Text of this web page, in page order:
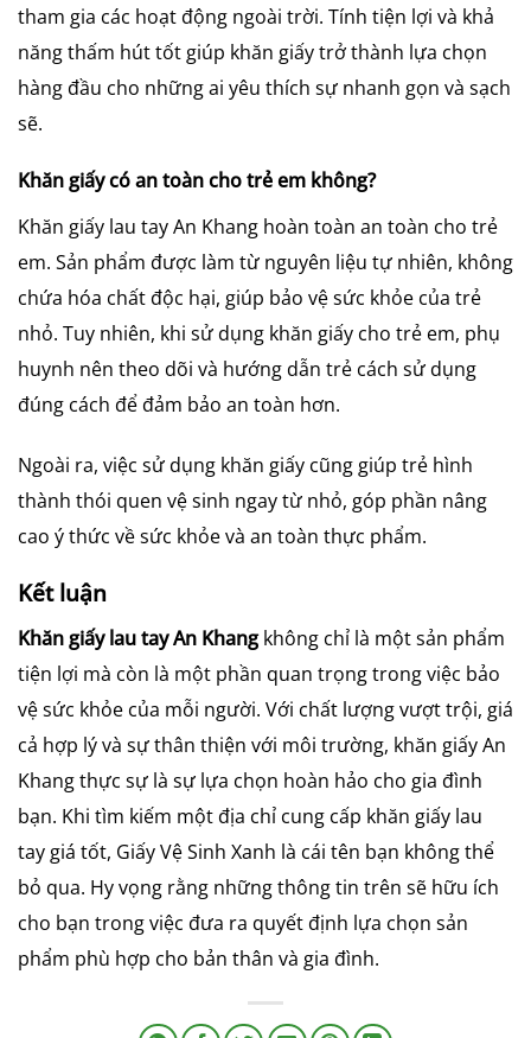
tham gia các hoạt động ngoài trời. Tính tiện lợi và khả
năng thấm hút tốt giúp khăn giấy trở thành lựa chọn
hàng đầu cho những ai yêu thích sự nhanh gọn và sạch
sẽ.
Khăn giấy có an toàn cho trẻ em không?
Khăn giấy lau tay An Khang hoàn toàn an toàn cho trẻ
em. Sản phẩm được làm từ nguyên liệu tự nhiên, không
chứa hóa chất độc hại, giúp bảo vệ sức khỏe của trẻ
nhỏ. Tuy nhiên, khi sử dụng khăn giấy cho trẻ em, phụ
huynh nên theo dõi và hướng dẫn trẻ cách sử dụng
đúng cách để đảm bảo an toàn hơn.
Ngoài ra, việc sử dụng khăn giấy cũng giúp trẻ hình
thành thói quen vệ sinh ngay từ nhỏ, góp phần nâng
cao ý thức về sức khỏe và an toàn thực phẩm.
Kết luận
Khăn giấy lau tay An Khangkhông chỉ là một sản phẩm
tiện lợi mà còn là một phần quan trọng trong việc bảo
vệ sức khỏe của mỗi người. Với chất lượng vượt trội, giá
cả hợp lý và sự thân thiện với môi trường, khăn giấy An
Khang thực sự là sự lựa chọn hoàn hảo cho gia đình
bạn. Khi tìm kiếm một địa chỉ cung cấp khăn giấy lau
tay giá tốt, Giấy Vệ Sinh Xanh là cái tên bạn không thể
bỏ qua. Hy vọng rằng những thông tin trên sẽ hữu ích
cho bạn trong việc đưa ra quyết định lựa chọn sản
phẩm phù hợp cho bản thân và gia đình.